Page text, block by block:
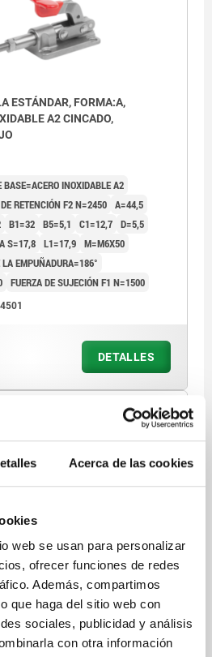
Acerca de las cookies
web se usan para personalizar
ofrecer funciones de redes
Además, compartimos
que haga del sitio web con
sociales, publicidad y análisis
con otra información
ESTÁNDAR, FORMA:A,
A2 CINCADO,
BASE=ACERO INOXIDABLE A2
RETENCIÓN F2 N=2450 A=44,5
B1=32 B5=5,1 C1=12,7 D=5,5
S=17,8 L1=17,9 M=M6X50
LA EMPUÑADURA=186°
FUERZA DE SUJECIÓN F1 N=1500
DETALLES
ESTÁNDAR, FORMA:B,
COMP:PLÁSTICO ROJO
CUERPO DE BASE=ACERO
DE RETENCIÓN F2 N=3150
A=41,3
B=41,3 B1=55,6
B5=4,8